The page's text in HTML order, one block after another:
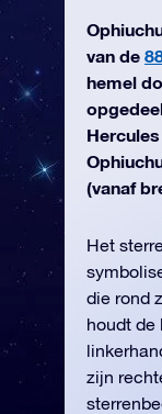
van de
hemel
(vanaf
Het
die rond
houdt de
zijn